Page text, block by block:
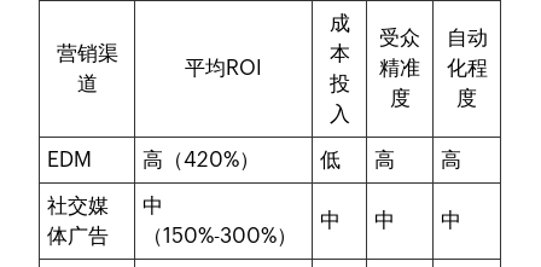
营销渠
道
平均ROI
成
本
投
入
受众
精准
度
自动
化程
度
EDM 高（420%） 低 高
高
社交媒
体广告
中
（150%-300%）
中 中 中